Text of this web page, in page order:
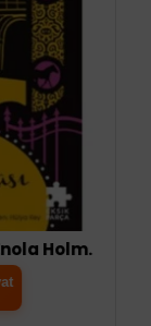
Siyah Fayton Vakası Bir Enola Holmes Gizemi